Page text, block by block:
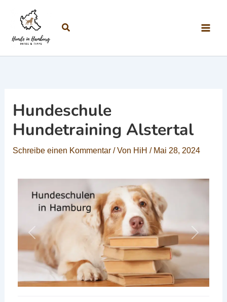
Suchen
Hundeschule
Hundetraining Alstertal
Schreibe einen Kommentar / Von HiH / Mai 28, 2024
Vorheriges